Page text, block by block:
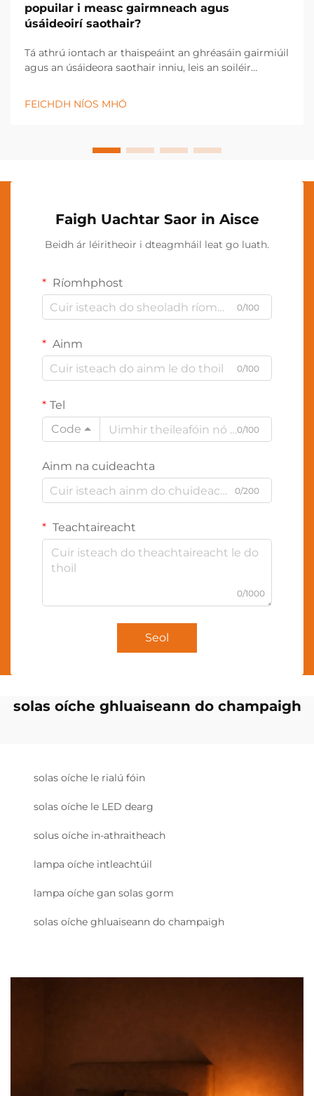
popuilar i measc gairmneach agus
úsáideoirí saothair?
Tá athrú iontach ar thaispeáint an ghréasáin gairmiúil
agus an úsáideora saothair inniu, leis an soiléir
ríthábhachtach i dtionscail éagsúla agus i dtúscaintí
pearsanta. Tá an t-soiléir nuálaíochta seo...
FEICHDH NÍOS MHÓ
Faigh Uachtar Saor in Aisce
Beidh ár léiritheoir i dteagmháil leat go luath.
Ríomhphost
0/100
Ainm
0/100
Tel
Code
0/100
Ainm na cuideachta
0/200
Teachtaireacht
0/1000
Seol
solas oíche ghluaiseann do champaigh
solas oíche le rialú fóin
solas oíche le LED dearg
solus oíche in-athraitheach
lampa oíche intleachtúil
lampa oíche gan solas gorm
solas oíche ghluaiseann do champaigh